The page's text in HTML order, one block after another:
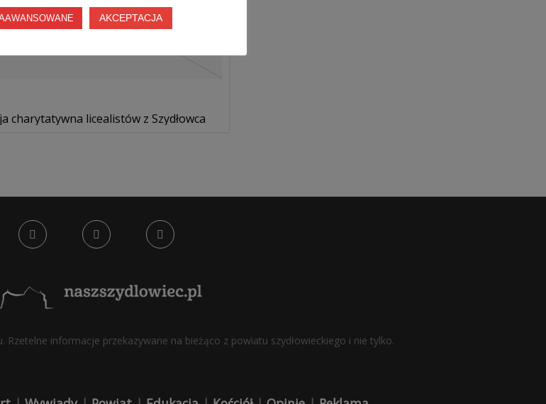
charytatywna licealistów z Szydłowca
informacje przekazywane na bieżąco z powiatu szydłowieckiego i nie tylko.
AKCEPTACJA